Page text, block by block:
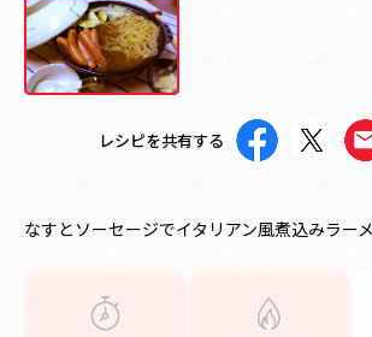
レシピを共有する
なすとソーセージでイタリアン風煮込みラー